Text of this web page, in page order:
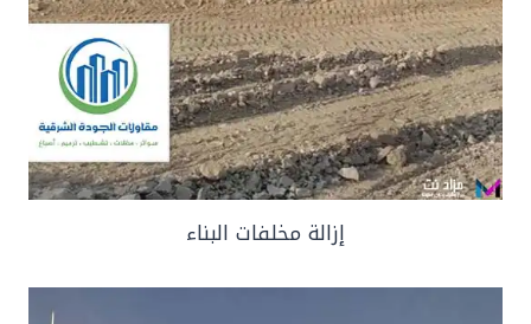
إزالة مخلفات البناء